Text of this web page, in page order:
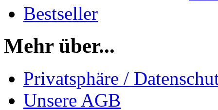
Bestseller
Mehr über...
Privatsphäre /
Unsere AGB